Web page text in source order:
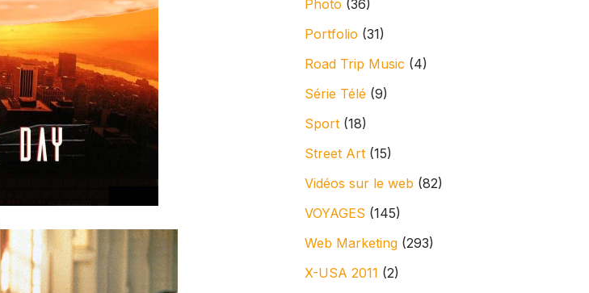
Photo (36)
Portfolio (31)
Road Trip Music (4)
Série Télé (9)
Sport (18)
Street Art (15)
Vidéos sur le web (82)
VOYAGES (145)
Web Marketing (293)
X-USA 2011 (2)